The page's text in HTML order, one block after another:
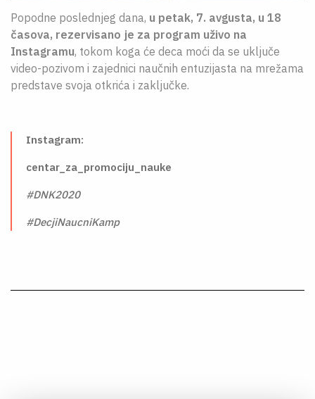
Popodne poslednjeg dana, u petak, 7. avgusta, u 18
časova, rezervisano je za program uživo na
Instagramu, tokom koga će deca moći da se uključe
video-pozivom i zajednici naučnih entuzijasta na mrežama
predstave svoja otkrića i zaključke.
Instagram:
centar_ za promociju nauke
#DNK2020
#DecjiNaucniKamp